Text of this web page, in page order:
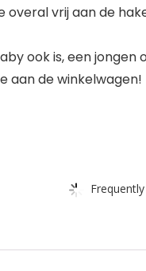
vrij aan de
ook is, een
de